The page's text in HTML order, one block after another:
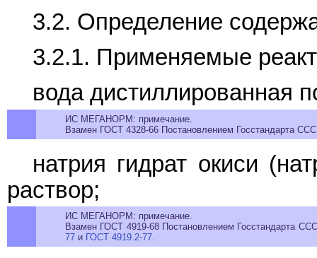
3.2. Определение
3.2.1. Применяемые
вода дистиллированная
ИС МЕГАНОРМ: примечание.
Взамен ГОСТ 4328-66 Постановлением Госстандарта
натрия гидрат окиси
раствор;
ИС МЕГАНОРМ: примечание.
Взамен ГОСТ 4919-68 Постановлением Госстандарта
77 и ГОСТ 4919.2-77.